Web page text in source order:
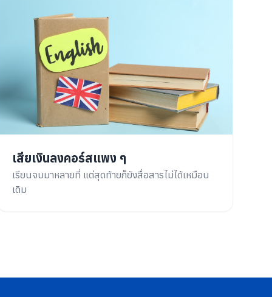
เสียเงินลงคอร์สแพง ๆ
เรียนจบมาหลายที่ แต่สุดท้ายก็ยังสื่อสารไม่ได้เหมือน
เดิม